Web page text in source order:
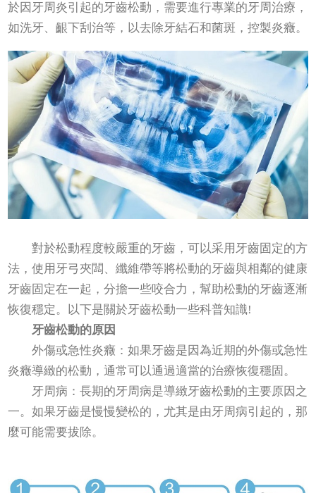
於因牙周炎引起的牙齒松動，需要進行專業的牙周治療，
如洗牙、齦下刮治等，以去除牙結石和菌斑，控製炎癥。
對於松動程度較嚴重的牙齒，可以采用牙齒固定的方
法，使用牙弓夾闆、纖維帶等將松動的牙齒與相鄰的健康
牙齒固定在一起，分擔一些咬合力，幫助松動的牙齒逐漸
恢復穩定。以下是關於牙齒松動一些科普知識!
牙齒松動的原因
外傷或急性炎癥：如果牙齒是因為近期的外傷或急性
炎癥導緻的松動，通常可以通過適當的治療恢復穩固。
牙周病：長期的牙周病是導緻牙齒松動的主要原因之
一。如果牙齒是慢慢變松的，尤其是由牙周病引起的，那
麼可能需要拔除。